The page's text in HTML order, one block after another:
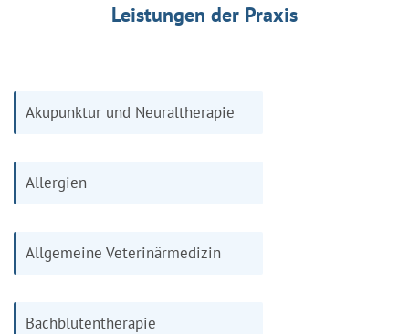
Leistungen der Praxis
Akupunktur und Neuraltherapie
Allergien
Allgemeine Veterinärmedizin
Bachblütentherapie